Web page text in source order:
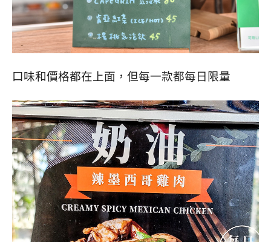
口味和價格都在上面，但每一款都每日限量